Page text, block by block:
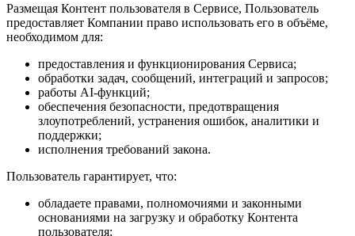
Размещая Контент пользователя в Сервисе, Пользователь
предоставляет Компании право использовать его в объёме,
необходимом для:
предоставления и функционирования Сервиса;
обработки задач, сообщений, интеграций и запросов;
работы AI-функций;
обеспечения безопасности, предотвращения
злоупотреблений, устранения ошибок, аналитики и
поддержки;
исполнения требований закона.
Пользователь гарантирует, что:
обладаете правами, полномочиями и законными
основаниями на загрузку и обработку Контента
пользователя;